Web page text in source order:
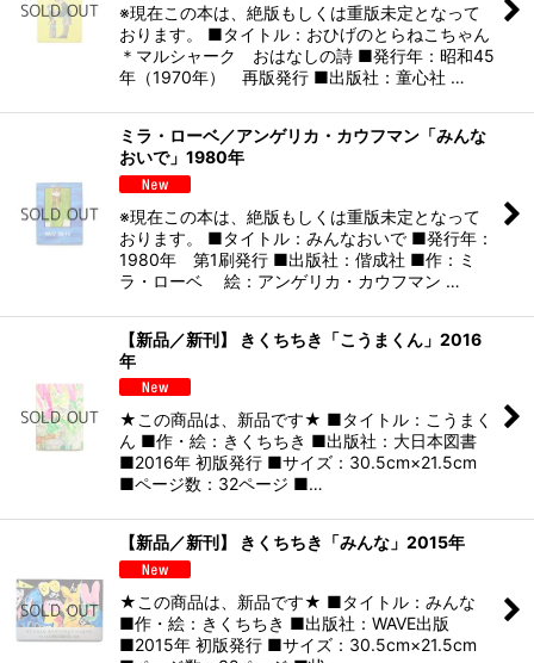
※現在この本は、絶版もしくは重版未定となって
おります。 ■タイトル：おひげのとらねこちゃん
＊マルシャーク おはなしの詩 ■発行年：昭和45
年（1970年） 再版発行 ■出版社：童心社 …
ミラ・ローベ／アンゲリカ・カウフマン「みんな
おいで」1980年
※現在この本は、絶版もしくは重版未定となって
おります。 ■タイトル：みんなおいで ■発行年：
1980年 第1刷発行 ■出版社：偕成社 ■作：ミ
ラ・ローベ 絵：アンゲリカ・カウフマン …
【新品／新刊】 きくちちき「こうまくん」2016
年
★この商品は、新品です★ ■タイトル：こうまく
ん ■作・絵：きくちちき ■出版社：大日本図書
■2016年 初版発行 ■サイズ：30.5cm×21.5cm
■ページ数：32ページ ■…
【新品／新刊】 きくちちき「みんな」2015年
★この商品は、新品です★ ■タイトル：みんな
■作・絵：きくちちき ■出版社：WAVE出版
■2015年 初版発行 ■サイズ：30.5cm×21.5cm